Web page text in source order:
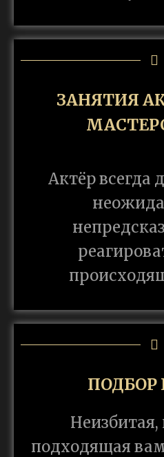
ЗАНЯТИЯ
Актёр всегда
ПОДБОР
подходящая